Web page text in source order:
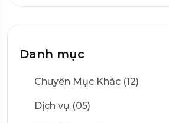
Danh mục
Chuyên Mục Khác (12)
Dịch vụ (05)